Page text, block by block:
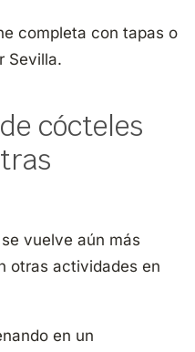
completa con tapas o
Sevilla.
cócteles
vuelve aún más
otras actividades en
en un